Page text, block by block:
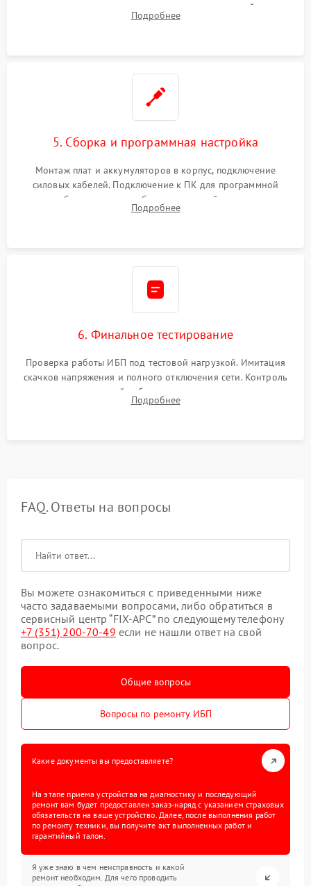
цепи зарядки и монтаж новых радиодеталей.
Восстановление поврежденных токоведущих дорожек и
Подробнее
5. Сборка и программная настройка
Монтаж плат и аккумуляторов в корпус, подключение
силовых кабелей. Подключение к ПК для программной
калибровки констант батареи, настройки порогов
срабатывания AVR и сброса счетчиков старения АКБ.
Подробнее
6. Финальное тестирование
Проверка работы ИБП под тестовой нагрузкой. Имитация
скачков напряжения и полного отключения сети. Контроль
времени автономной работы, температурного режима и
корректности формы выходного сигнала.
Подробнее
FAQ. Ответы на вопросы
Вы можете ознакомиться с приведенными ниже
часто задаваемыми вопросами, либо обратиться в
сервисный центр “FIX-APC” по следующему телефону
+7 (351) 200-70-49 если не нашли ответ на свой
вопрос.
Общие вопросы
Вопросы по ремонту ИБП
Какие документы вы предоставляете?
На этапе приема устройства на диагностику и последующий
ремонт вам будет предоставлен заказ-наряд с указанием страховых
обязательств на ваше устройство. Далее, после выполнения работ
по ремонту техники, вы получите акт выполненных работ и
гарантийный талон.
Я уже знаю в чем неисправность и какой
ремонт необходим. Для чего проводить